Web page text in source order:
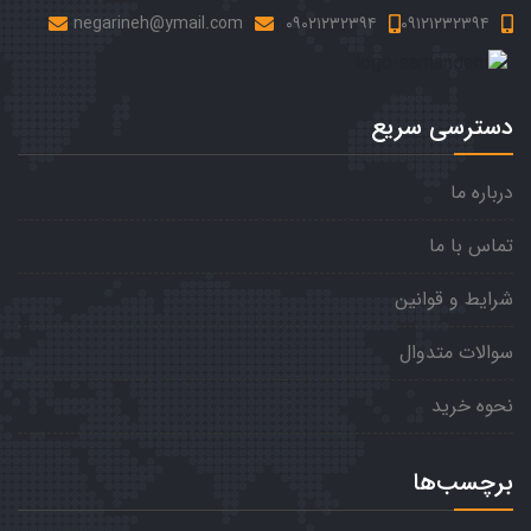
۰۹۱۲۱۲۳۲۳۹۴
۰۹۰۲۱۲۳۲۳۹۴ negarineh@ymail.com
دسترسی سریع
درباره ما
تماس با ما
شرایط و قوانین
سوالات متدوال
نحوه خرید
برچسب‌ها